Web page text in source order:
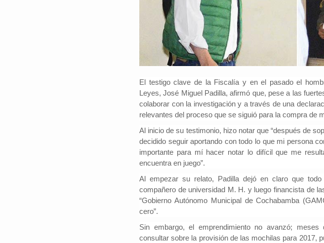
El testigo clave de la Fiscalía y en el pasado el
Leyes, José Miguel Padilla, afirmó que, pese a las
colaborar con la investigación y a través de una
relevantes del proceso que se siguió para la compra de
Al inicio de su testimonio, hizo notar que “después de
decidido seguir aportando con todo lo que mi persona
importante para mí hacer notar lo difícil que me
encuentra en juego”.
Al empezar su relato, Padilla dejó en claro que
compañero de universidad M. H. y luego financista de
“Gobierno Autónomo Municipal de Cochabamba
cero”.
Sin embargo, el emprendimiento no avanzó;
consultar sobre la provisión de las mochilas para 2017,